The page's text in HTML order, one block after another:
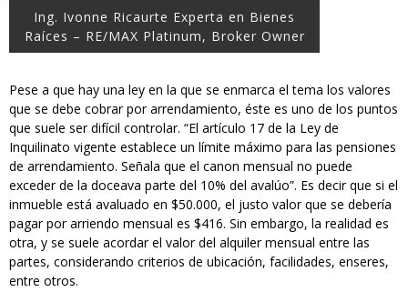
Ing. Ivonne Ricaurte Experta en Bienes
Raíces – RE/MAX Platinum, Broker Owner
Pese a que hay una ley en la que se enmarca el tema los valores
que se debe cobrar por arrendamiento, éste es uno de los puntos
que suele ser difícil controlar. “El artículo 17 de la Ley de
Inquilinato vigente establece un límite máximo para las pensiones
de arrendamiento. Señala que el canon mensual no puede
exceder de la doceava parte del 10% del avalúo”. Es decir que si el
inmueble está avaluado en $50.000, el justo valor que se debería
pagar por arriendo mensual es $416. Sin embargo, la realidad es
otra, y se suele acordar el valor del alquiler mensual entre las
partes, considerando criterios de ubicación, facilidades, enseres,
entre otros.